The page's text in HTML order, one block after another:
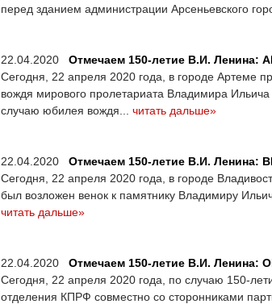
перед зданием администрации Арсеньевского
22.04.2020 Отмечаем 150-летие В.И. Ленина:
Сегодня, 22 апреля 2020 года, в городе Артеме
вождя мирового пролетариата Владимира
случаю юбилея вождя... читать дальше»
22.04.2020 Отмечаем 150-летие В.И.
Сегодня, 22 апреля 2020 года, в городе
был возложен венок к памятнику Владимиру
читать дальше»
22.04.2020 Отмечаем 150-летие В.И.
Сегодня, 22 апреля 2020 года, по случаю 150-
отделения КПРФ совместно со сторонниками